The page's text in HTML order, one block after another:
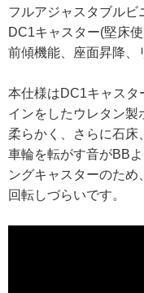
フルアジャスタブルビ
DC1キャスター(堅床
前傾機能、座面昇降、
本仕様はDC1キャスタ
インをしたウレタン
柔らかく、さらに石床
車輪を転がす音がBB
ングキャスターのた
回転しづらいです。